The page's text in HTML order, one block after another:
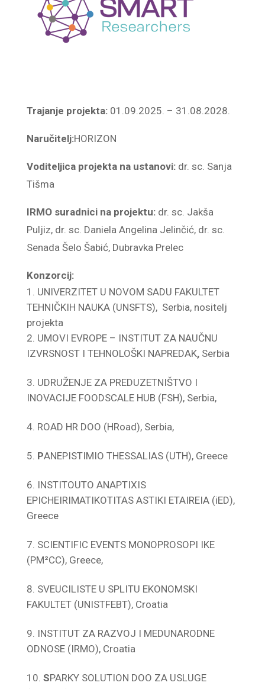
Trajanje projekta: 01.09.2025. – 31.08.2028.
Naručitelj:HORIZON
Voditeljica projekta na ustanovi: dr. sc. Sanja
Tišma
IRMO suradnici na projektu: dr. sc. Jakša
Puljiz, dr. sc. Daniela Angelina Jelinčić, dr. sc.
Senada Šelo Šabić, Dubravka Prelec
Konzorcij:
UNIVERZITET U NOVOM SADU FAKULTET
TEHNIČKIH NAUKA (UNSFTS), Serbia, nositelj
projekta
UMOVI EVROPE – INSTITUT ZA NAUČNU
IZVRSNOST I TEHNOLOŠKI NAPREDAK,Serbia
UDRUŽENJE ZA PREDUZETNIŠTVO I
INOVACIJE FOODSCALE HUB (FSH), Serbia,
ROAD HR DOO (HRoad), Serbia,
PANEPISTIMIO THESSALIAS (UTH), Greece
INSTITOUTO ANAPTIXIS
EPICHEIRIMATIKOTITAS ASTIKI ETAIREIA (iED),
Greece
SCIENTIFIC EVENTS MONOPROSOPI IKE
(PM²CC), Greece,
SVEUCILISTE U SPLITU EKONOMSKI
FAKULTET (UNISTFEBT), Croatia
INSTITUT ZA RAZVOJ I MEDUNARODNE
ODNOSE (IRMO), Croatia
SPARKY SOLUTION DOO ZA USLUGE